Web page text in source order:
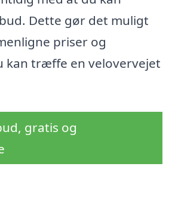
Dette gør det muligt
priser og
kan træffe en velovervejet
gratis og